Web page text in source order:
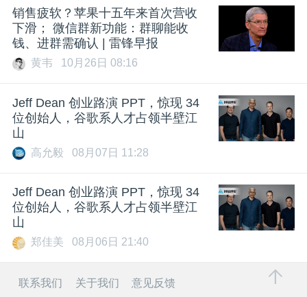
销售疲软？苹果十五年来首次营收
下滑； 微信群新功能：群聊能收
钱、进群需确认 | 雷锋早报
黄韦 10月26日 08:16
Jeff Dean 创业路演 PPT，惊现 34
位创始人，谷歌系人才占领半壁江
山
高允毅 08月07日 11:28
Jeff Dean 创业路演 PPT，惊现 34
位创始人，谷歌系人才占领半壁江
山
郑佳美 08月06日 21:40
联系我们 关于我们 意见反馈